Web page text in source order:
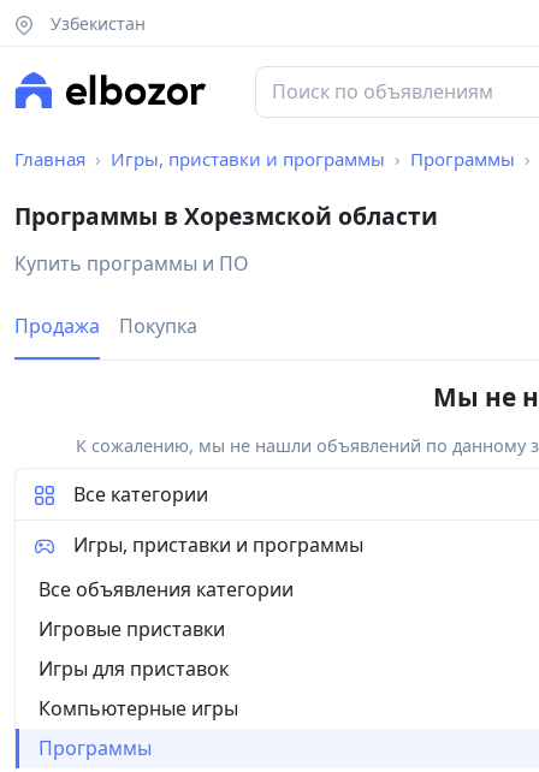
Узбекистан
Главная Игры, приставки и программы Программы
Программы в Хорезмской области
Купить программы и ПО
Продажа Покупка
Мы не
К сожалению, мы не нашли объявлений по данному
Все категории
Игры, приставки и программы
Все объявления категории
Игровые приставки
Игры для приставок
Компьютерные игры
Программы